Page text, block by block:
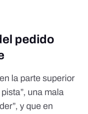
pedido
la parte superior
una mala
y que en